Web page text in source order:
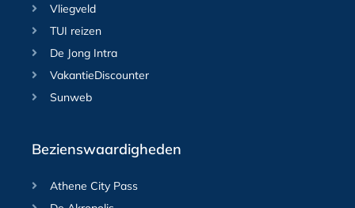
Vliegveld
TUI reizen
De Jong Intra
VakantieDiscounter
Sunweb
Bezienswaardigheden
Athene City Pass